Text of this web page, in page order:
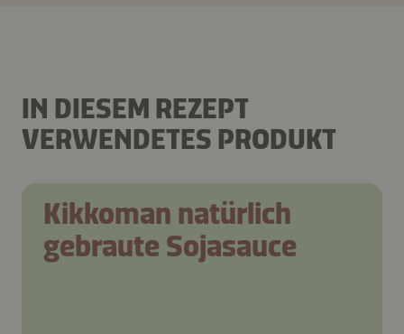
IN DIESEM REZEPT
VERWENDETES PRODUKT
Kikkoman natürlich
gebraute Sojasauce